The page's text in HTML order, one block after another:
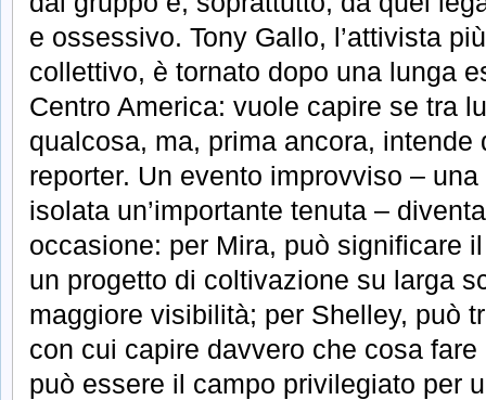
e ossessivo. Tony Gallo, l’attivista
collettivo, è tornato dopo una lunga
Centro America: vuole capire se tra
qualcosa, ma, prima ancora, intende
reporter. Un evento improvviso –
isolata un’importante tenuta –
occasione: per Mira, può significare
un progetto di coltivazione su larga
maggiore visibilità; per Shelley, può
con cui capire davvero che cosa fare
può essere il campo privilegiato per